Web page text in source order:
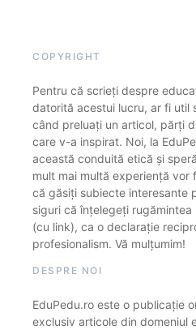
COPYRIGHT
Pentru că scrieți despre
datorită acestui lucru, ar fi util
când preluați un articol, părți
care v-a inspirat. Noi, la
această conduită etică și
mult mai multă experiență vor
că găsiți subiecte interesante
siguri că înțelegeți
(cu link), ca o declarație
profesionalism. Vă mulțumim!
DESPRE NOI
EduPedu.ro este o publicație
exclusiv articole din domeniul